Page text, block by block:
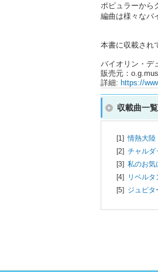
ポピュラーから
編曲は様々なバ
本書に収載され
バイオリン・デ
販売元：
詳細: https://
収載曲一覧
[1]情熱大陸
[2] チャルダ
[3] 私のお気
[4] リベルタ
[5] ジュピタ